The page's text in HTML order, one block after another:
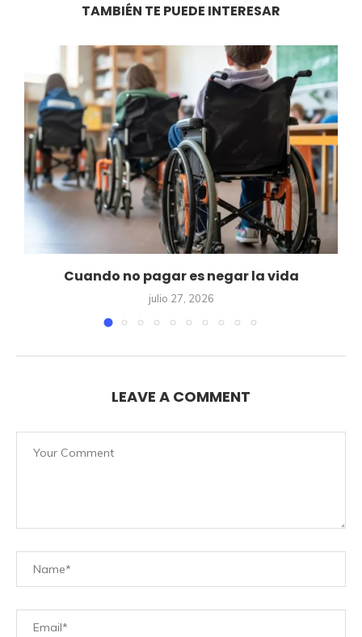
TAMBIÉN TE PUEDE INTERESAR
Cuando no pagar es negar la vida
julio 27, 2026
LEAVE A COMMENT